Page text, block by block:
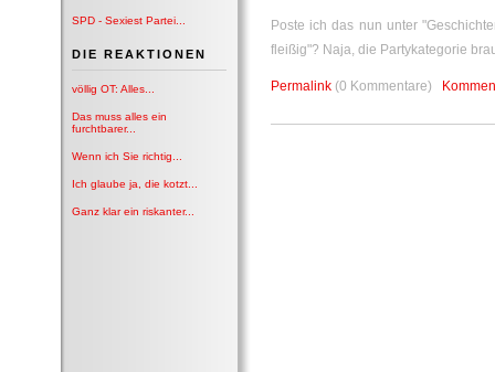
SPD - Sexiest Partei...
DIE REAKTIONEN
völlig OT: Alles...
Das muss alles ein
furchtbarer...
Wenn ich Sie richtig...
Ich glaube ja, die kotzt...
Ganz klar ein riskanter...
Poste ich das nun unter
fleißig"? Naja, die Partykategorie
Permalink (0 Kommentare)